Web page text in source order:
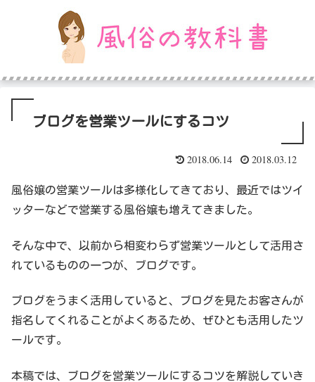
ブログを営業ツールにするコツ
2018.06.14 2018.03.12
風俗嬢の営業ツールは多様化してきており、最近ではツイ
ッターなどで営業する風俗嬢も増えてきました。
そんな中で、以前から相変わらず営業ツールとして活用さ
れているものの一つが、ブログです。
ブログをうまく活用していると、ブログを見たお客さんが
指名してくれることがよくあるため、ぜひとも活用したツ
ールです。
本稿では、ブログを営業ツールにするコツを解説していき